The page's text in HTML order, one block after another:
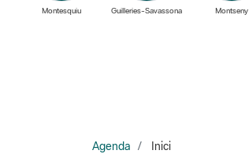
Montesquiu Guilleries-Savassona Montseny
Agenda Inici